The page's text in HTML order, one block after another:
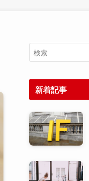
新着記事